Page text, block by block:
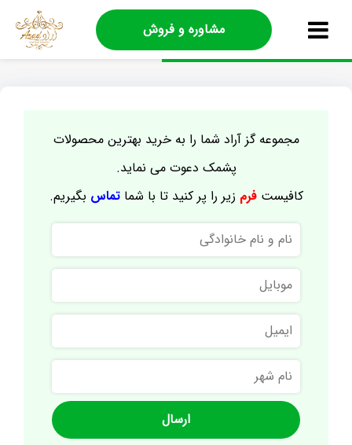
مشاوره و فروش
مجموعه گز آراد شما را به خرید بهترین محصولات
پشمک دعوت می نماید.
کافیستفرم زیر را پر کنید تا با شماتماس بگیریم.
نام
و
نام
خانوادگی
موبایل
ایمیل
نام
شهر